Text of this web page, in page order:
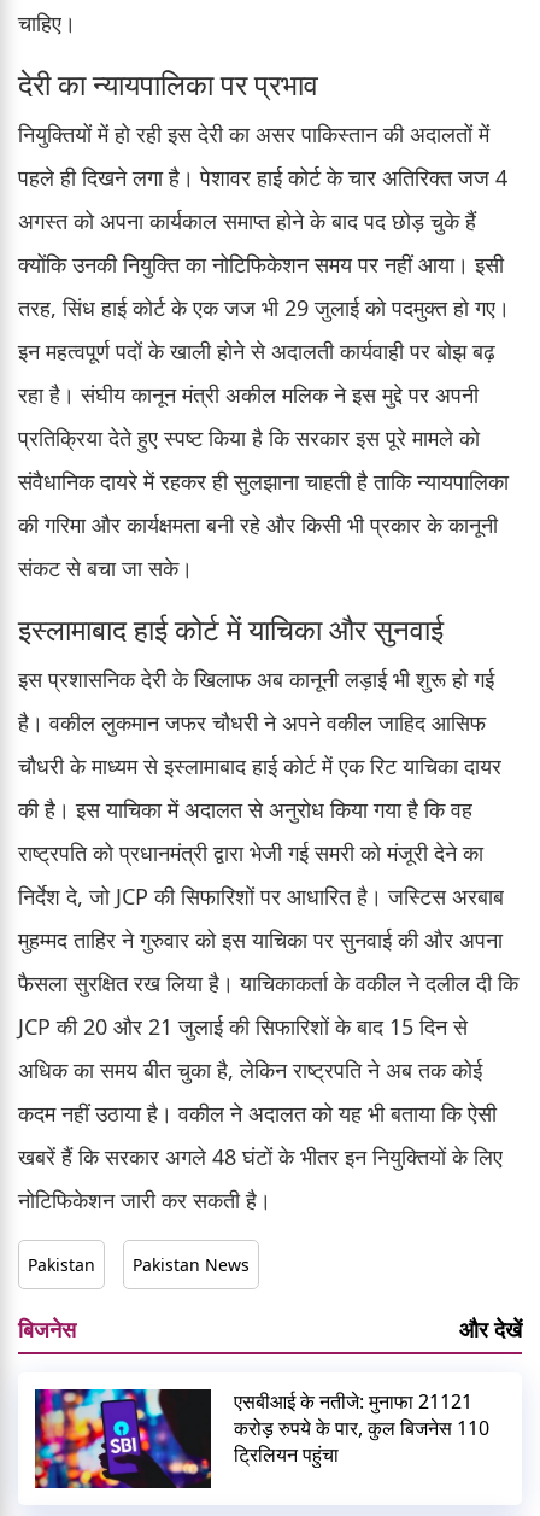
चाहिए।
देरी का न्यायपालिका पर प्रभाव
नियुक्तियों में हो रही इस देरी का असर पाकिस्तान की अदालतों में
पहले ही दिखने लगा है। पेशावर हाई कोर्ट के चार अतिरिक्त जज 4
अगस्त को अपना कार्यकाल समाप्त होने के बाद पद छोड़ चुके हैं
क्योंकि उनकी नियुक्ति का नोटिफिकेशन समय पर नहीं आया। इसी
तरह, सिंध हाई कोर्ट के एक जज भी 29 जुलाई को पदमुक्त हो गए।
इन महत्वपूर्ण पदों के खाली होने से अदालती कार्यवाही पर बोझ बढ़
रहा है। संघीय कानून मंत्री अकील मलिक ने इस मुद्दे पर अपनी
प्रतिक्रिया देते हुए स्पष्ट किया है कि सरकार इस पूरे मामले को
संवैधानिक दायरे में रहकर ही सुलझाना चाहती है ताकि न्यायपालिका
की गरिमा और कार्यक्षमता बनी रहे और किसी भी प्रकार के कानूनी
संकट से बचा जा सके।
इस्लामाबाद हाई कोर्ट में याचिका और सुनवाई
इस प्रशासनिक देरी के खिलाफ अब कानूनी लड़ाई भी शुरू हो गई
है। वकील लुकमान जफर चौधरी ने अपने वकील जाहिद आसिफ
चौधरी के माध्यम से इस्लामाबाद हाई कोर्ट में एक रिट याचिका दायर
की है। इस याचिका में अदालत से अनुरोध किया गया है कि वह
राष्ट्रपति को प्रधानमंत्री द्वारा भेजी गई समरी को मंजूरी देने का
निर्देश दे, जो JCP की सिफारिशों पर आधारित है। जस्टिस अरबाब
मुहम्मद ताहिर ने गुरुवार को इस याचिका पर सुनवाई की और अपना
फैसला सुरक्षित रख लिया है। याचिकाकर्ता के वकील ने दलील दी कि
JCP की 20 और 21 जुलाई की सिफारिशों के बाद 15 दिन से
अधिक का समय बीत चुका है, लेकिन राष्ट्रपति ने अब तक कोई
कदम नहीं उठाया है। वकील ने अदालत को यह भी बताया कि ऐसी
खबरें हैं कि सरकार अगले 48 घंटों के भीतर इन नियुक्तियों के लिए
नोटिफिकेशन जारी कर सकती है।
Pakistan Pakistan News
बिजनेस और देखें
एसबीआई के नतीजे: मुनाफा 21121
करोड़ रुपये के पार, कुल बिजनेस 110
ट्रिलियन पहुंचा